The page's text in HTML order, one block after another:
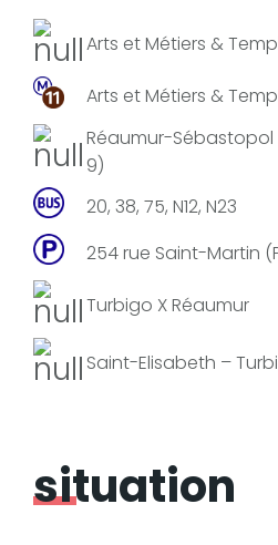
Arts et Métiers &
Arts et Métiers &
Réaumur-Sébastopol
9)
20, 38, 75, N12, N23
254 rue Saint-Martin
Turbigo X Réaumur
Saint-Elisabeth –
situation